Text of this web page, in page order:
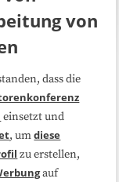
von
dass die
einsetzt und
, umdiese
zu erstellen,
auf